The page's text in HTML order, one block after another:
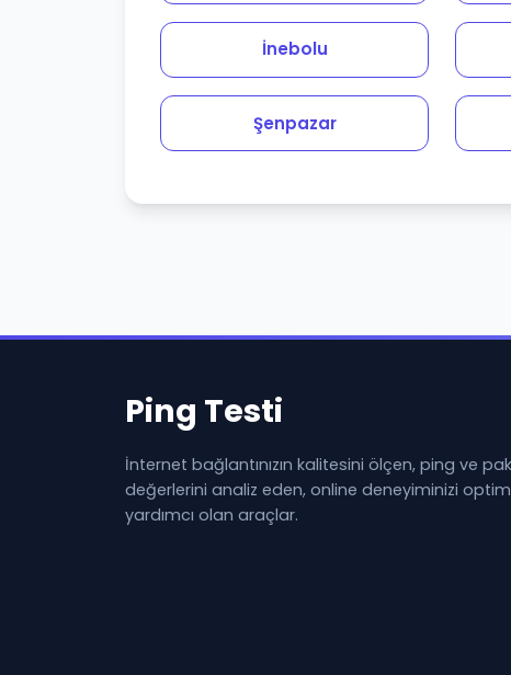
İnebolu
Şenpazar
Ping Testi
İnternet bağlantınızın kalitesini ölçen, ping ve
değerlerini analiz eden, online deneyiminizi
yardımcı olan araçlar.